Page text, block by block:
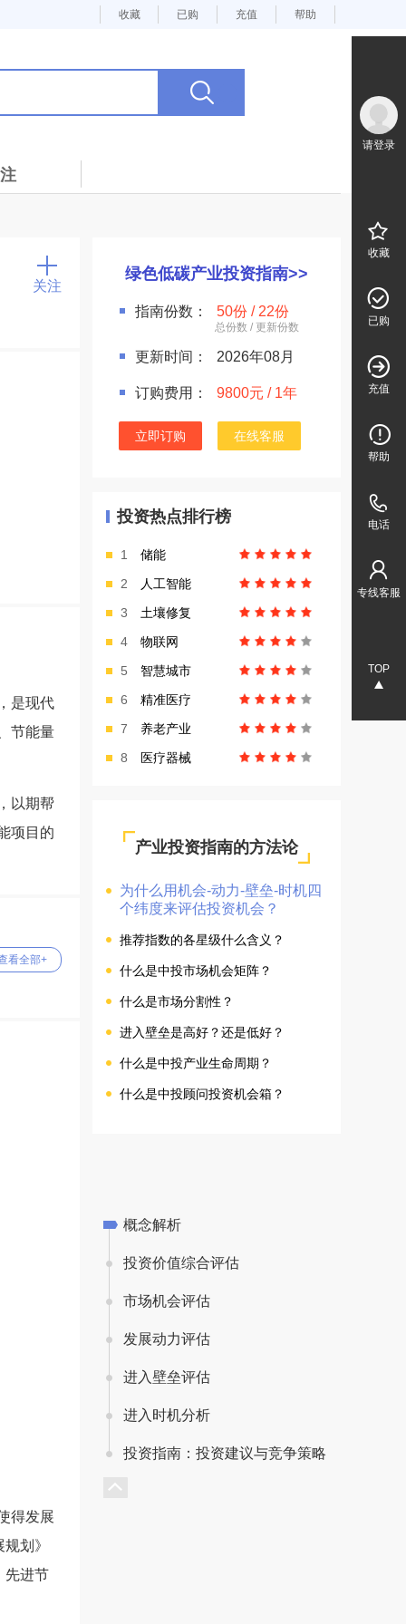
收藏 已购 充值 帮助
请登录
收藏
已购
充值
帮助
电话
专线客服
TOP
关注
是现代
节能量
以期帮
项目的
看全部+
得发展
划》
先进节
绿色低碳产业投资指南>>
指南份数： 50份 / 22份
更新时间： 2026年08月
订购费用： 9800元 / 1年
立即订购 在线客服
投资热点排行榜
1
储能
2
人工智能
3
土壤修复
4
物联网
5
智慧城市
6
精准医疗
7
养老产业
8
医疗器械
产业投资指南的方法论
为什么用机会-动力-壁垒-时机四
个纬度来评估投资机会？
推荐指数的各星级什么含义？
什么是中投市场机会矩阵？
什么是市场分割性？
进入壁垒是高好？还是低好？
什么是中投产业生命周期？
什么是中投顾问投资机会箱？
概念解析
投资价值综合评估
市场机会评估
发展动力评估
进入壁垒评估
进入时机分析
投资指南：投资建议与竞争策略